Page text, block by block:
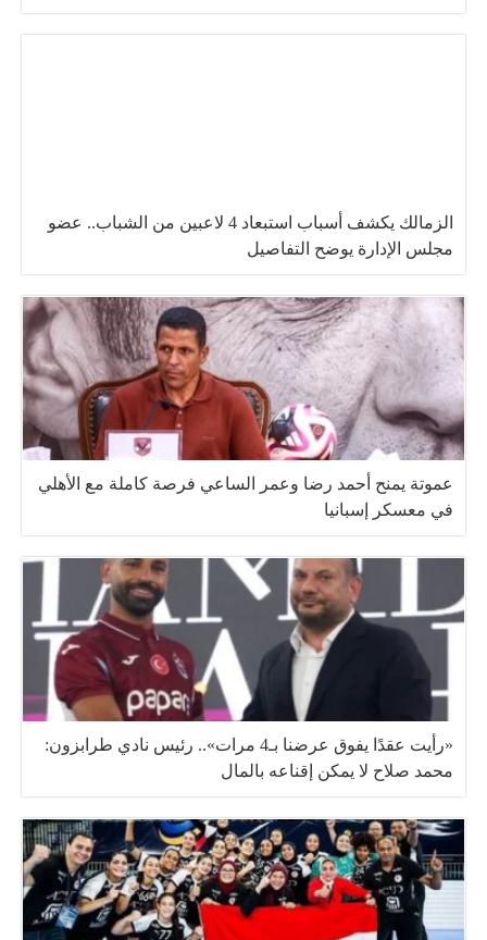
الزمالك يكشف أسباب استبعاد 4 لاعبين من الشباب.. عضو
مجلس الإدارة يوضح التفاصيل
عموتة يمنح أحمد رضا وعمر الساعي فرصة كاملة مع الأهلي
في معسكر إسبانيا
«رأيت عقدًا يفوق عرضنا بـ4 مرات».. رئيس نادي طرابزون:
محمد صلاح لا يمكن إقناعه بالمال